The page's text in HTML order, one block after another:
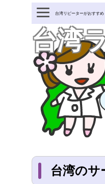
台湾リピーターがおすす
台湾
台湾のサ